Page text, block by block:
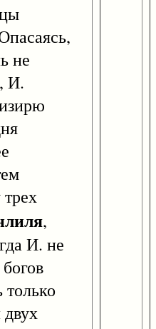
не
И.
,
И. не
только